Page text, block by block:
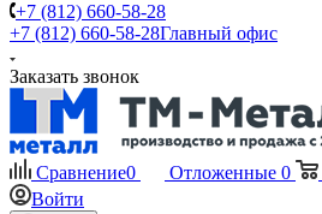
+7 (812) 660-58-28
+7 (812) 660-58-28Главный офис
Заказать звонок
Сравнение0 Отложенные 0
Войти